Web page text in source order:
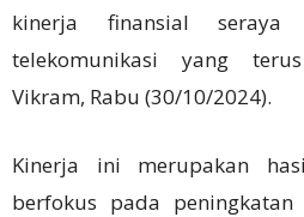
kinerja finansial seraya
telekomunikasi yang
Vikram, Rabu (30/10/2024).
Kinerja ini merupakan
berfokus pada